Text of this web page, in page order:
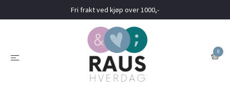
Fri frakt ved kjøp over 1000,-
0